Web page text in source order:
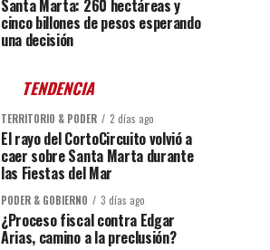
Santa Marta: 260 hectáreas y
cinco billones de pesos esperando
una decisión
TENDENCIA
TERRITORIO & PODER 2 días ago
El rayo del CortoCircuito volvió a
caer sobre Santa Marta durante
las Fiestas del Mar
PODER & GOBIERNO 3 días ago
¿Proceso fiscal contra Edgar
Arias, camino a la preclusión?